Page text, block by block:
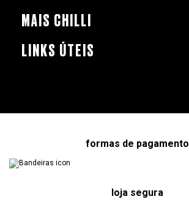
MAIS CHILLI
LINKS ÚTEIS
formas de pagamento
loja segura